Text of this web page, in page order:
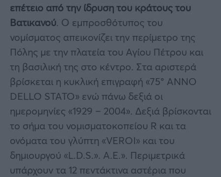
επέτειο από την ίδρυση του κράτους του
Βατικανού. Ο εμπροσθότυπος του
νομίσματος απεικονίζει την περίμετρο της
Πόλης με την πλατεία του Αγίου Πέτρου και
τη βασιλική της στο κέντρο. Στα αριστερά
βρίσκεται η κυκλική επιγραφή «75° ANNO
DELLO STATO» ενώ πάνω δεξιά οι
ημερομηνίες «1929 – 2004». Δεξιά βρίσκονται
το σήμα του νομισματοκοπείου R και τα
ονόματα του γλύπτη «VEROI» και του
δημιουργού «L.D.S.». Α.Ε.». Περιμετρικά
υπάρχουν τα 12 πεντάκτινα αστέρια που